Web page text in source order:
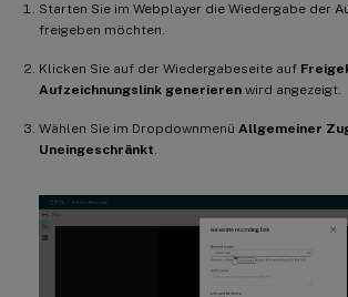
Starten Sie im Webplayer die Wiedergabe der
freigeben möchten.
Klicken Sie auf der Wiedergabeseite auf
Aufzeichnungslink generieren wird angezeigt.
Wählen Sie im Dropdownmenü Allgemeiner
Uneingeschränkt.